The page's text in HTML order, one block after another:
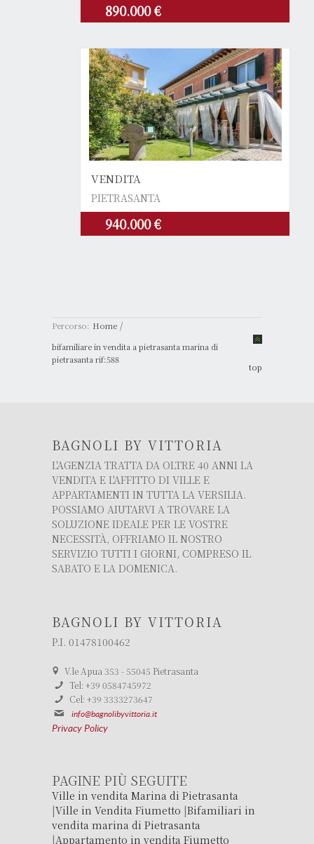
890.000 €
VENDITA
PIETRASANTA
940.000 €
Percorso: Home /
bifamiliare in vendita a pietrasanta marina di
pietrasanta rif:588
top
BAGNOLI BY VITTORIA
L'AGENZIA TRATTA DA OLTRE 40 ANNI LA
VENDITA E L'AFFITTO DI VILLE E
APPARTAMENTI IN TUTTA LA VERSILIA.
POSSIAMO AIUTARVI A TROVARE LA
SOLUZIONE IDEALE PER LE VOSTRE
NECESSITÀ, OFFRIAMO IL NOSTRO
SERVIZIO TUTTI I GIORNI, COMPRESO IL
SABATO E LA DOMENICA.
BAGNOLI BY VITTORIA
P.I. 01478100462
V.le Apua 353 - 55045 Pietrasanta
Tel: +39 0584745972
Cel: +39 3333273647
info@bagnolibyvittoria.it
Privacy Policy
PAGINE PIÙ SEGUITE
Ville in vendita Marina di Pietrasanta
|Ville in Vendita Fiumetto |Bifamiliari in
vendita marina di Pietrasanta
|Appartamento in vendita Fiumetto